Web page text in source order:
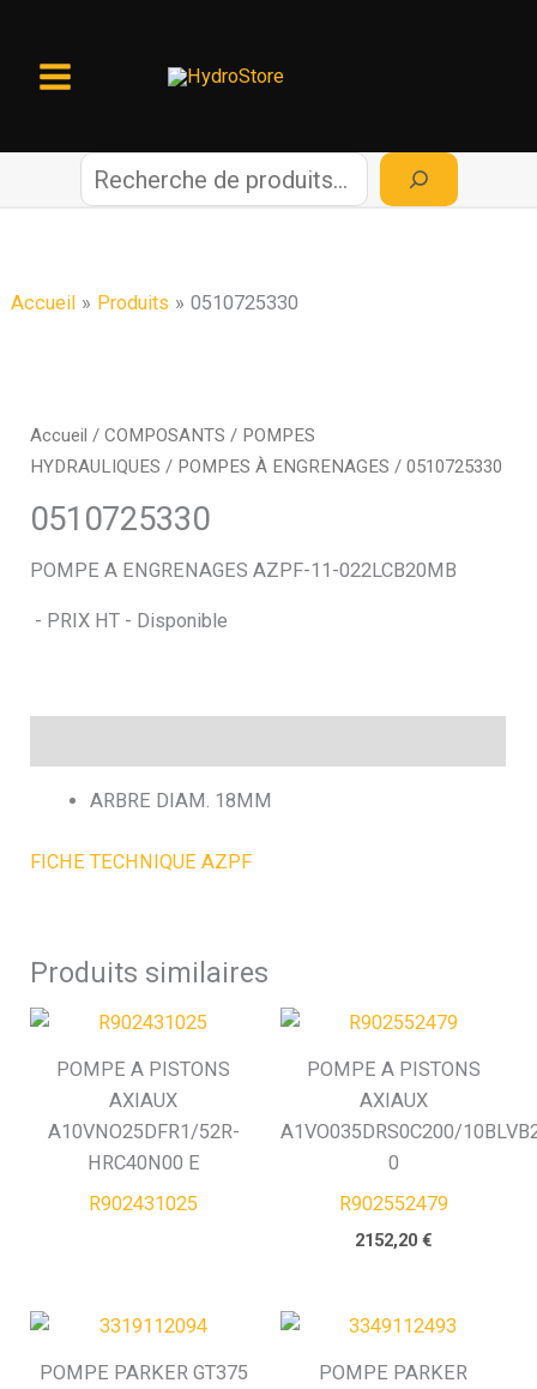
contenu
c
r
c
Accueil Produits 0510725330
Accueil /COMPOSANTS / POMPES
HYDRAULIQUES / POMPES À ENGRENAGES / 0510725330
0510725330
POMPE A ENGRENAGES AZPF-11-022LCB20MB
- PRIX HT - Disponible
ARBRE DIAM. 18MM
FICHE TECHNIQUE AZPF
Produits similaires
POMPE A PISTONS
AXIAUX
A10VNO25DFR1/52R-
HRC40N00 E
R902431025
POMPE A PISTONS
AXIAUX
A1VO035DRS0C200/
0
R902552479
2152,20 €
POMPE PARKER GT375
POMPE PARKER